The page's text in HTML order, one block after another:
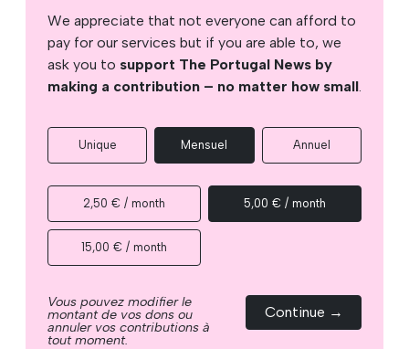
We appreciate that not everyone can afford to
pay for our services but if you are able to, we
ask you to support The Portugal News by
making a contribution – no matter how small.
Unique Mensuel Annuel
2,50 € / month 5,00 € / month
15,00 € / month
Vous pouvez modifier le
montant de vos dons ou
annuler vos contributions à
tout moment.
Continue →